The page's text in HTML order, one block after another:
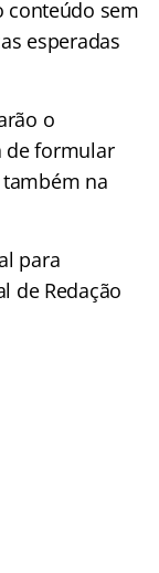
conteúdo sem
esperadas
o
de formular
na
para
de Redação